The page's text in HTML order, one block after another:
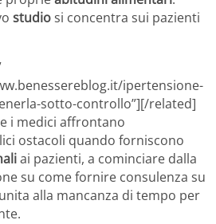
studiosi concentra sui pazienti
ipertensione-
sotto-controllo”][/related]
i medici affrontano
ostacoli quando forniscono
ai pazienti, a cominciare dalla
su come fornire consulenza su
alla mancanza di tempo per